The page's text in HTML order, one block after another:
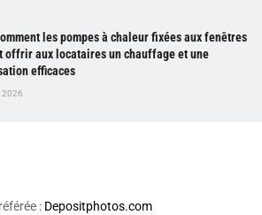
les pompes à chaleur fixées aux fenêtres
offrir aux locataires un chauffage et une
efficaces
2026
: Depositphotos.com